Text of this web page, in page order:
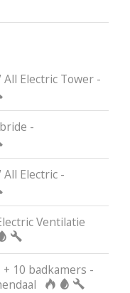
All Electric Tower -
-
All Electric -
Ventilatie
10 badkamers -